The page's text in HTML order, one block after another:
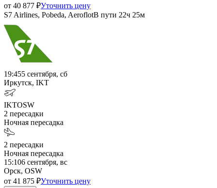
от 40 877 ₽Уточнить цену
S7 Airlines, Pobeda, AeroflotВ пути 22ч 25м
19:455 сентября, сб
Иркутск, IKT
IKTOSW
2 пересадки
Ночная пересадка
2 пересадки
Ночная пересадка
15:106 сентября, вс
Орск, OSW
от 41 875 ₽Уточнить цену